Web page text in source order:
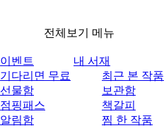
전체보기 메뉴
이벤트
기다리면 무료
선물함
점핑패스
알림함
내 서재
최근 본 작품
보관함
책갈피
찜 한 작품